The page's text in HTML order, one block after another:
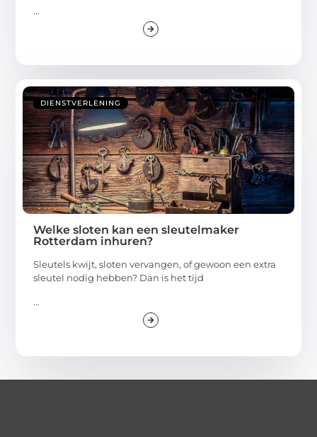
...
DIENSTVERLENING
Welke sloten kan een sleutelmaker
Rotterdam inhuren?
Sleutels kwijt, sloten vervangen, of gewoon een extra
sleutel nodig hebben? Dan is het tijd
...